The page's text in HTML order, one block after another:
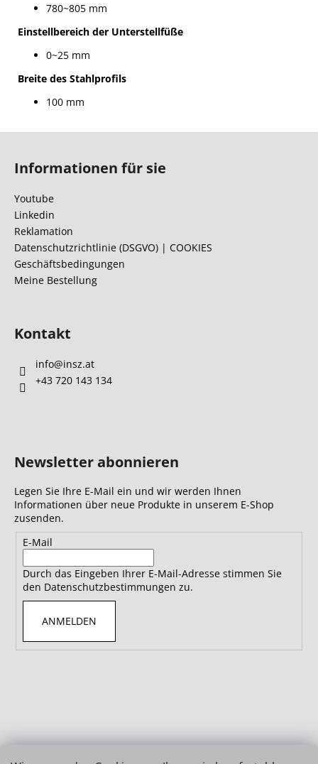
780~805 mm
Einstellbereich der Unterstellfüße
0~25 mm
Breite des Stahlprofils
100 mm
Informationen für sie
Youtube
Linkedin
Reklamation
Datenschutzrichtlinie (DSGVO) | COOKIES
Geschäftsbedingungen
Meine Bestellung
Kontakt
info@insz.at
+43 720 143 134
Newsletter abonnieren
Legen Sie Ihre E-Mail ein und wir werden Ihnen
Informationen über neue Produkte in unserem E-Shop
zusenden.
E-Mail
Durch das Eingeben Ihrer E-Mail-Adresse stimmen Sie
den Datenschutzbestimmungen zu.
ANMELDEN